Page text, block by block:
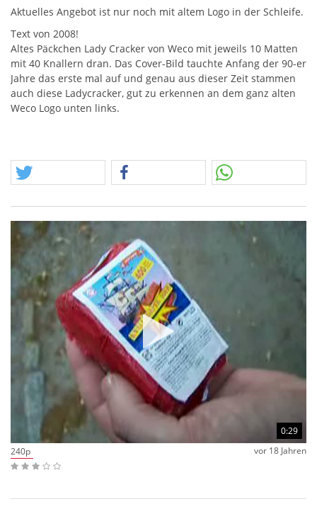
Aktuelles Angebot ist nur noch mit altem Logo in der Schleife.
Text von 2008!
Altes Päckchen Lady Cracker von Weco mit jeweils 10 Matten
mit 40 Knallern dran. Das Cover-Bild tauchte Anfang der 90-er
Jahre das erste mal auf und genau aus dieser Zeit stammen
auch diese Ladycracker, gut zu erkennen an dem ganz alten
Weco Logo unten links.
0:29
240p
vor 18 Jahren